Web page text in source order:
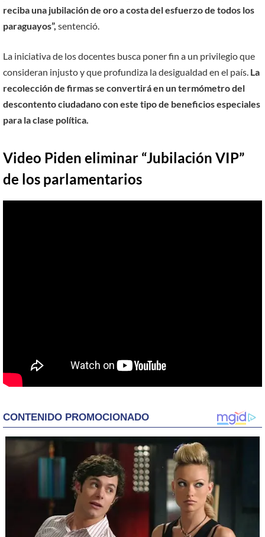
reciba una jubilación de oro a costa del esfuerzo de todos los
paraguayos”, sentenció.
La iniciativa de los docentes busca poner fin a un privilegio que
consideran injusto y que profundiza la desigualdad en el país. La
recolección de firmas se convertirá en un termómetro del
descontento ciudadano con este tipo de beneficios especiales
para la clase política.
Video Piden eliminar “Jubilación VIP”
de los parlamentarios